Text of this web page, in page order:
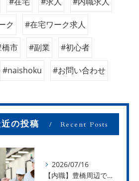
ク #在宅ワーク求人
市 #副業 #初心者
#naishoku #お問い合わせ
の投稿 Recent Posts
2026/07/16
【内職】豊橋周辺で内職のお仕事を探している方募集中！【お仕事の内容】